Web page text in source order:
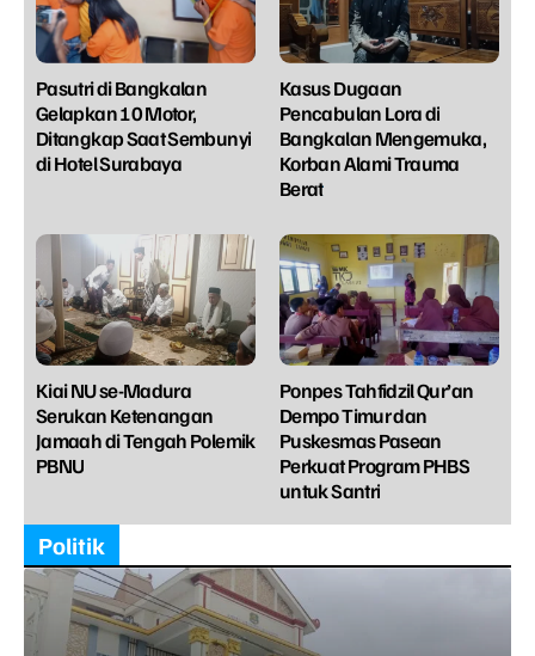
Pasutri di Bangkalan
Gelapkan 10 Motor,
Ditangkap Saat Sembunyi
di Hotel Surabaya
Kasus Dugaan
Pencabulan Lora di
Bangkalan Mengemuka,
Korban Alami Trauma
Berat
Kiai NU se-Madura
Serukan Ketenangan
Jamaah di Tengah Polemik
PBNU
Ponpes Tahfidzil Qur’an
Dempo Timur dan
Puskesmas Pasean
Perkuat Program PHBS
untuk Santri
Politik